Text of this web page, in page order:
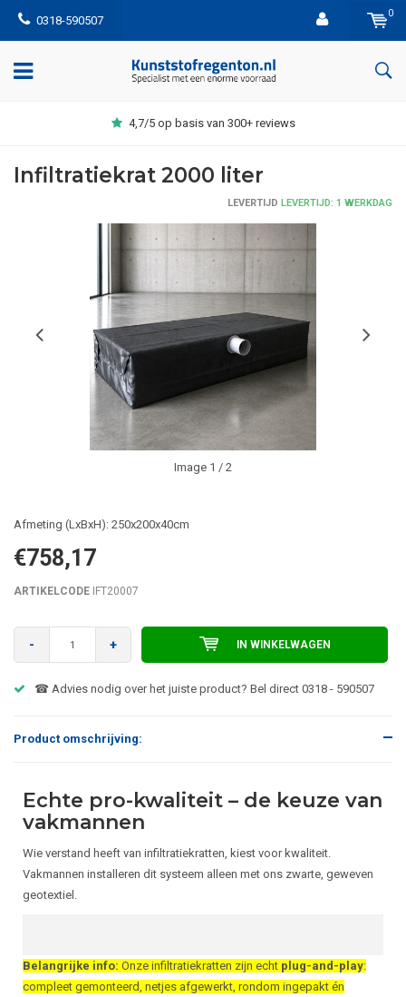
0318-590507
0
4,7/5 op basis van 300+ reviews
Infiltratiekrat 2000 liter
LEVERTIJD LEVERTIJD: 1 WERKDAG
Image 1 / 2
Afmeting (LxBxH): 250x200x40cm
€758,17
ARTIKELCODE IFT20007
- + IN WINKELWAGEN
☎ Advies nodig over het juiste product? Bel direct 0318 - 590507
Product omschrijving:
Echte pro-kwaliteit – de keuze van
vakmannen
Wie verstand heeft van infiltratiekratten, kiest voor kwaliteit.
Vakmannen installeren dit systeem alleen met ons zwarte, geweven
geotextiel.
Belangrijke info: Onze infiltratiekratten zijn echt plug-and-play:
compleet gemonteerd, netjes afgewerkt, rondom ingepakt én